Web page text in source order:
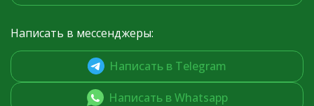
Написать в мессенджеры:
Написать в Telegram
Написать в Whatsapp